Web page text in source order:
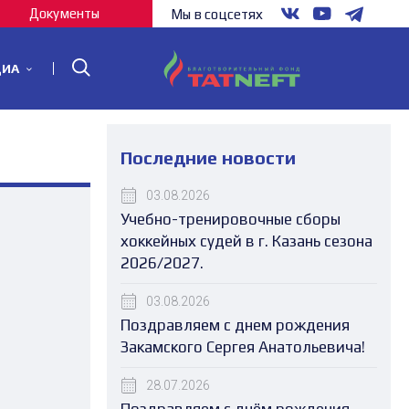
Документы Мы в соцсетях
Последние новости
03.08.2026
Учебно-тренировочные сборы
хоккейных судей в г. Казань сезона
2026/2027.
03.08.2026
Поздравляем с днем рождения
Закамского Сергея Анатольевича!
28.07.2026